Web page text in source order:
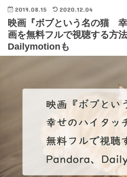
2019.08.15 2020.12.04
映画『ボブという名の猫
画を無料フルで視聴する方
Dailymotionも